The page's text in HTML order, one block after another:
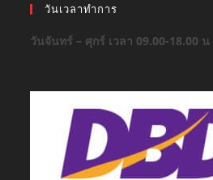
วันเวลาทำการ
วันจันทร์ – ศุกร์ เวลา 09.00-18.00 น